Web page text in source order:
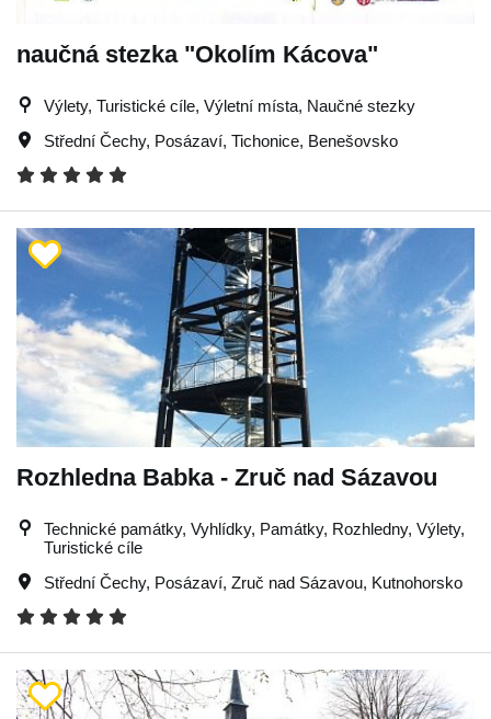
naučná stezka "Okolím Kácova"
Výlety, Turistické cíle, Výletní místa, Naučné stezky
Střední Čechy, Posázaví, Tichonice, Benešovsko
Rozhledna Babka - Zruč nad Sázavou
Technické památky, Vyhlídky, Památky, Rozhledny, Výlety,
Turistické cíle
Střední Čechy, Posázaví, Zruč nad Sázavou, Kutnohorsko